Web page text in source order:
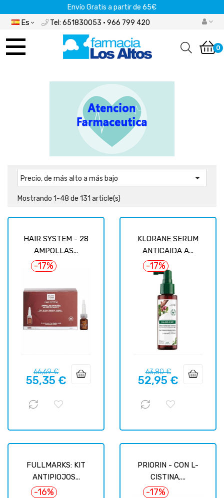
Envío Gratis a partir de 65€
Es Tel: 651830053 · 966 799 420
Navegación
palanca
0
Precio, de más alto a más bajo 
Mostrando 1-48 de 131 article(s)
HAIR SYSTEM - 28
AMPOLLAS...
-17%
Precio
regular
66,69 €Precio
55,35 €
KLORANE SERUM
ANTICAIDA A...
-17%
Precio
regular
63,80 €Precio
52,95 €
FULLMARKS: KIT
ANTIPIOJOS...
-16%
PRIORIN - CON L-
CISTINA,...
-17%